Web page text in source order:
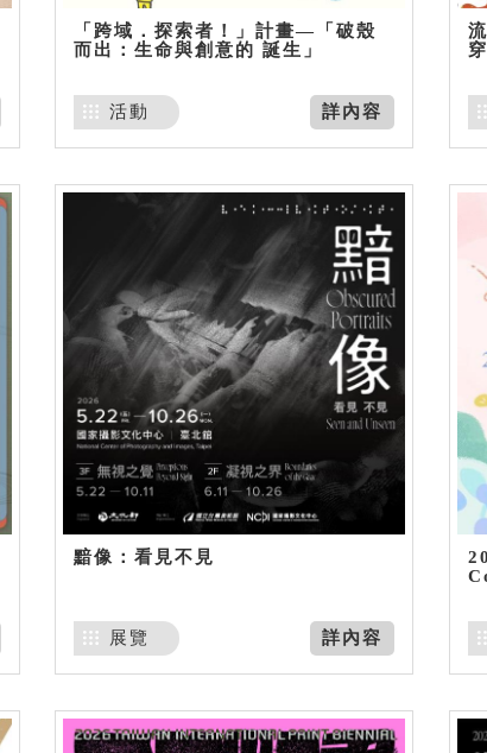
「跨域．探索者！」計畫—「破殼
而出：生命與創意的 誕生」
詳內容
活動
黯像：看見不見
詳內容
展覽